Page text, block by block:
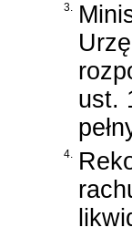
3.
ust.
4.